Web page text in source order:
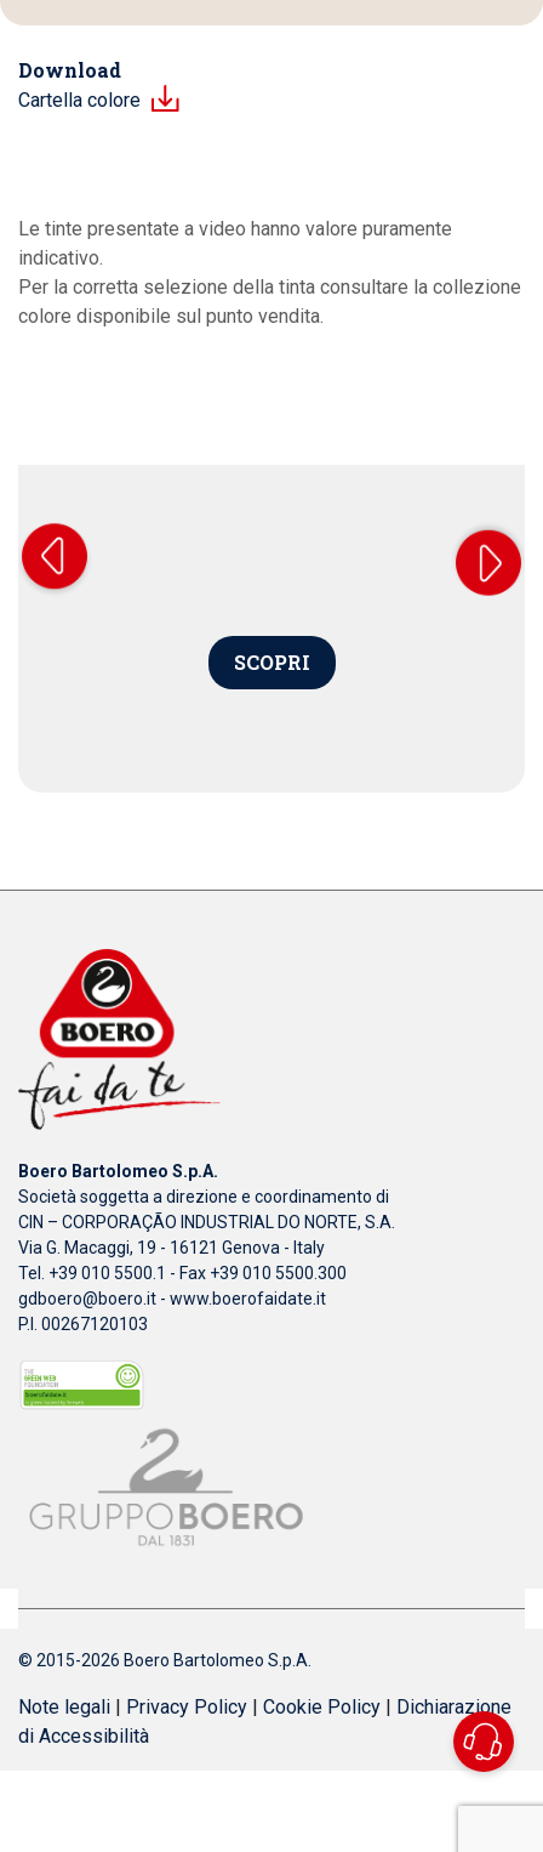
Download
Cartella colore
Le tinte presentate a video hanno valore puramente
indicativo.
Per la corretta selezione della tinta consultare la collezione
colore disponibile sul punto vendita.
SCOPRI
Boero Bartolomeo S.p.A.
Società soggetta a direzione e coordinamento di
CIN – CORPORAÇÃO INDUSTRIAL DO NORTE, S.A.
Via G. Macaggi, 19 - 16121 Genova - Italy
Tel. +39 010 5500.1 - Fax +39 010 5500.300
gdboero@boero.it - www.boerofaidate.it
P.I. 00267120103
© 2015-2026 Boero Bartolomeo S.p.A.
Note legali | Privacy Policy | Cookie Policy | Dichiarazione
di Accessibilità